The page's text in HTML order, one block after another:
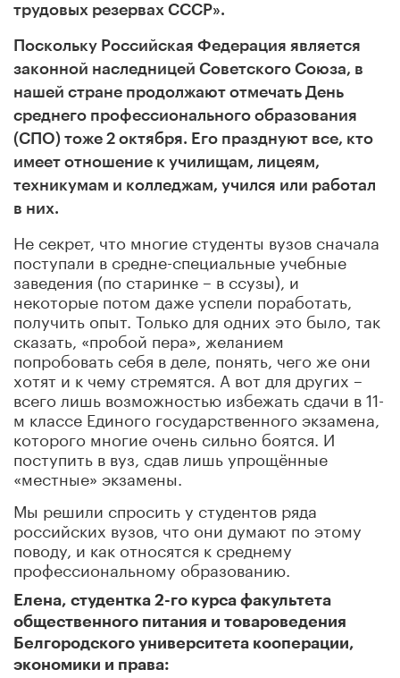
трудовых резервах СССР».
Поскольку Российская Федерация является
законной наследницей Советского Союза, в
нашей стране продолжают отмечать День
среднего профессионального образования
(СПО) тоже 2 октября. Его празднуют все, кто
имеет отношение к училищам, лицеям,
техникумам и колледжам, учился или работал
в них.
Не секрет, что многие студенты вузов сначала
поступали в средне-специальные учебные
заведения (по старинке – в ссузы), и
некоторые потом даже успели поработать,
получить опыт. Только для одних это было, так
сказать, «пробой пера», желанием
попробовать себя в деле, понять, чего же они
хотят и к чему стремятся. А вот для других –
всего лишь возможностью избежать сдачи в 11-
м классе Единого государственного экзамена,
которого многие очень сильно боятся. И
поступить в вуз, сдав лишь упрощённые
«местные» экзамены.
Мы решили спросить у студентов ряда
российских вузов, что они думают по этому
поводу, и как относятся к среднему
профессиональному образованию.
Елена, студентка 2-го курса факультета
общественного питания и товароведения
Белгородского университета кооперации,
экономики и права: